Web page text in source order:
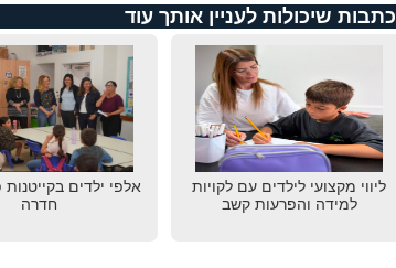
כתבות שיכולות לעניין אותך עוד
ליווי מקצועי לילדים עם לקויות
למידה והפרעות קשב
אלפי ילדים בקייטנות
חדרה